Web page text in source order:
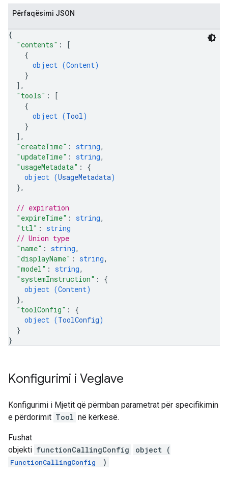
Përfaqësimi JSON
{
"contents" :
[
{
object (Content)
}
] ,
"tools" :
[
{
object (Tool)
}
] ,
"createTime" : string,
"updateTime" : string,
"usageMetadata" : {
object (UsageMetadata)
},
// expiration
"expireTime" : string,
"ttl" : string
// Union type
"name" : string,
"displayName" : string,
"model" : string,
"systemInstruction" : {
object (Content)
},
"toolConfig" : {
object (ToolConfig)
}
}
Konfigurimi i Veglave
Konfigurimi i Mjetit që përmban parametrat për specifikimin
e përdorimit Tool në kërkesë.
Fushat
objekti functionCallingConfig object (
FunctionCallingConfig )